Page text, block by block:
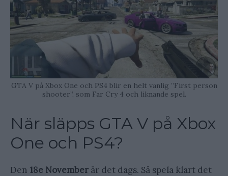
GTA V på Xbox One och PS4 blir en helt vanlig ”First person
shooter”, som Far Cry 4 och liknande spel.
När släpps GTA V på Xbox
One och PS4?
Den 18e Novemberär det dags. Så spela klart det